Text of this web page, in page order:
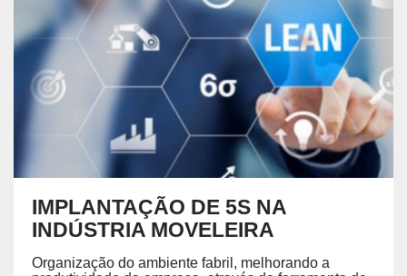
IMPLANTAÇÃO DE 5S NA
INDÚSTRIA MOVELEIRA
Organização do ambiente fabril, melhorando a